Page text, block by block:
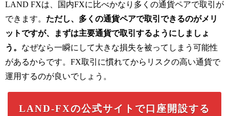
LAND FXは、国内FXに比べかなり多くの通貨ペアで取引が
できます。 ただし、多くの通貨ペアで取引できるのがメリ
ットですが、まずは主要通貨で取引するようにしましょ
う。 なぜなら一瞬にして大きな損失を被ってしまう可能性
があるからです。FX取引に慣れてからリスクの高い通貨で
運用するのが良いでしょう。
LAND-FXの公式サイトで口座開設する